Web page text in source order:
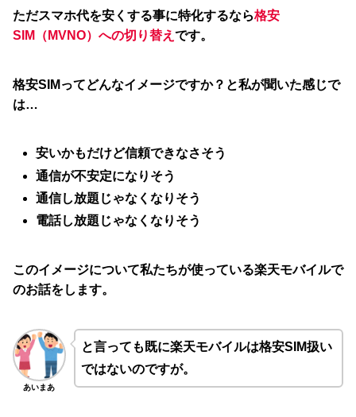
ただスマホ代を安くする事に特化するなら格安
SIM（MVNO）への切り替え です。
格安SIMってどんなイメージですか？と私が聞いた感じで
は…
安いかもだけど信頼できなさそう
通信が不安定になりそう
通信し放題じゃなくなりそう
電話し放題じゃなくなりそう
このイメージについて私たちが使っている楽天モバイルで
のお話をします。
あいまあ
と言っても既に楽天モバイルは格安SIM扱い
ではないのですが。